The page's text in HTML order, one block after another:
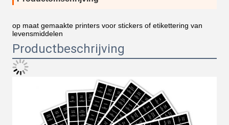
op maat gemaakte printers voor stickers of etikettering van
levensmiddelen
Productbeschrijving